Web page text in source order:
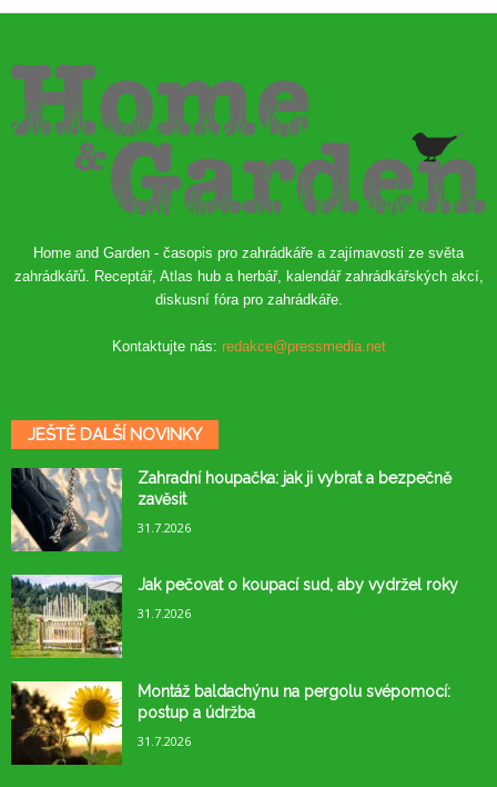
Home and Garden - časopis pro zahrádkáře a zajímavosti ze světa
zahrádkářů. Receptář, Atlas hub a herbář, kalendář zahrádkářských akcí,
diskusní fóra pro zahrádkáře.
Kontaktujte nás: redakce@pressmedia.net
JEŠTĚ DALŠÍ NOVINKY
Zahradní houpačka: jak ji vybrat a bezpečně
zavěsit
31.7.2026
Jak pečovat o koupací sud, aby vydržel roky
31.7.2026
Montáž baldachýnu na pergolu svépomocí:
postup a údržba
31.7.2026